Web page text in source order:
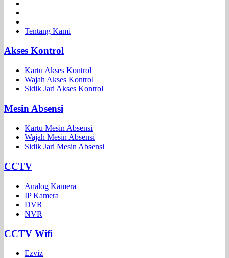
Tentang Kami
Akses Kontrol
Kartu Akses Kontrol
Wajah Akses Kontrol
Sidik Jari Akses Kontrol
Mesin Absensi
Kartu Mesin Absensi
Wajah Mesin Absensi
Sidik Jari Mesin Absensi
CCTV
Analog Kamera
IP Kamera
DVR
NVR
CCTV Wifi
Ezviz